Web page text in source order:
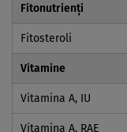
Fitonutrienți
Fitosteroli
Vitamine
Vitamina A, IU
Vitamina A, RAE